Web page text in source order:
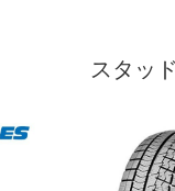
スタッ